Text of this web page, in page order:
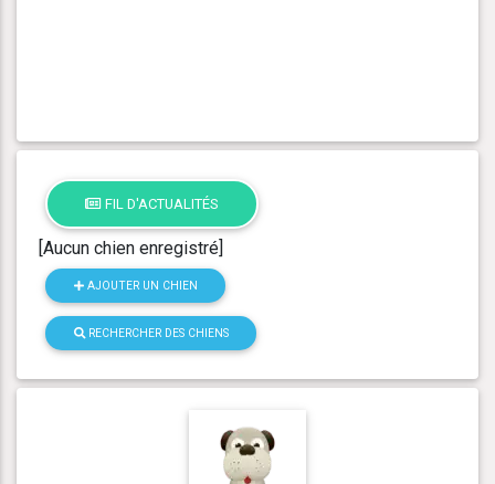
FIL D'ACTUALITÉS
[Aucun chien enregistré]
AJOUTER UN CHIEN
RECHERCHER DES CHIENS